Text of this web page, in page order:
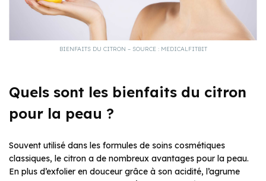
BIENFAITS DU CITRON – SOURCE : MEDICALFITBIT
Quels sont les bienfaits du citron
pour la peau ?
Souvent utilisé dans les formules de soins cosmétiques
classiques, le citron a de nombreux avantages pour la peau.
En plus d’exfolier en douceur grâce à son acidité, l’agrume